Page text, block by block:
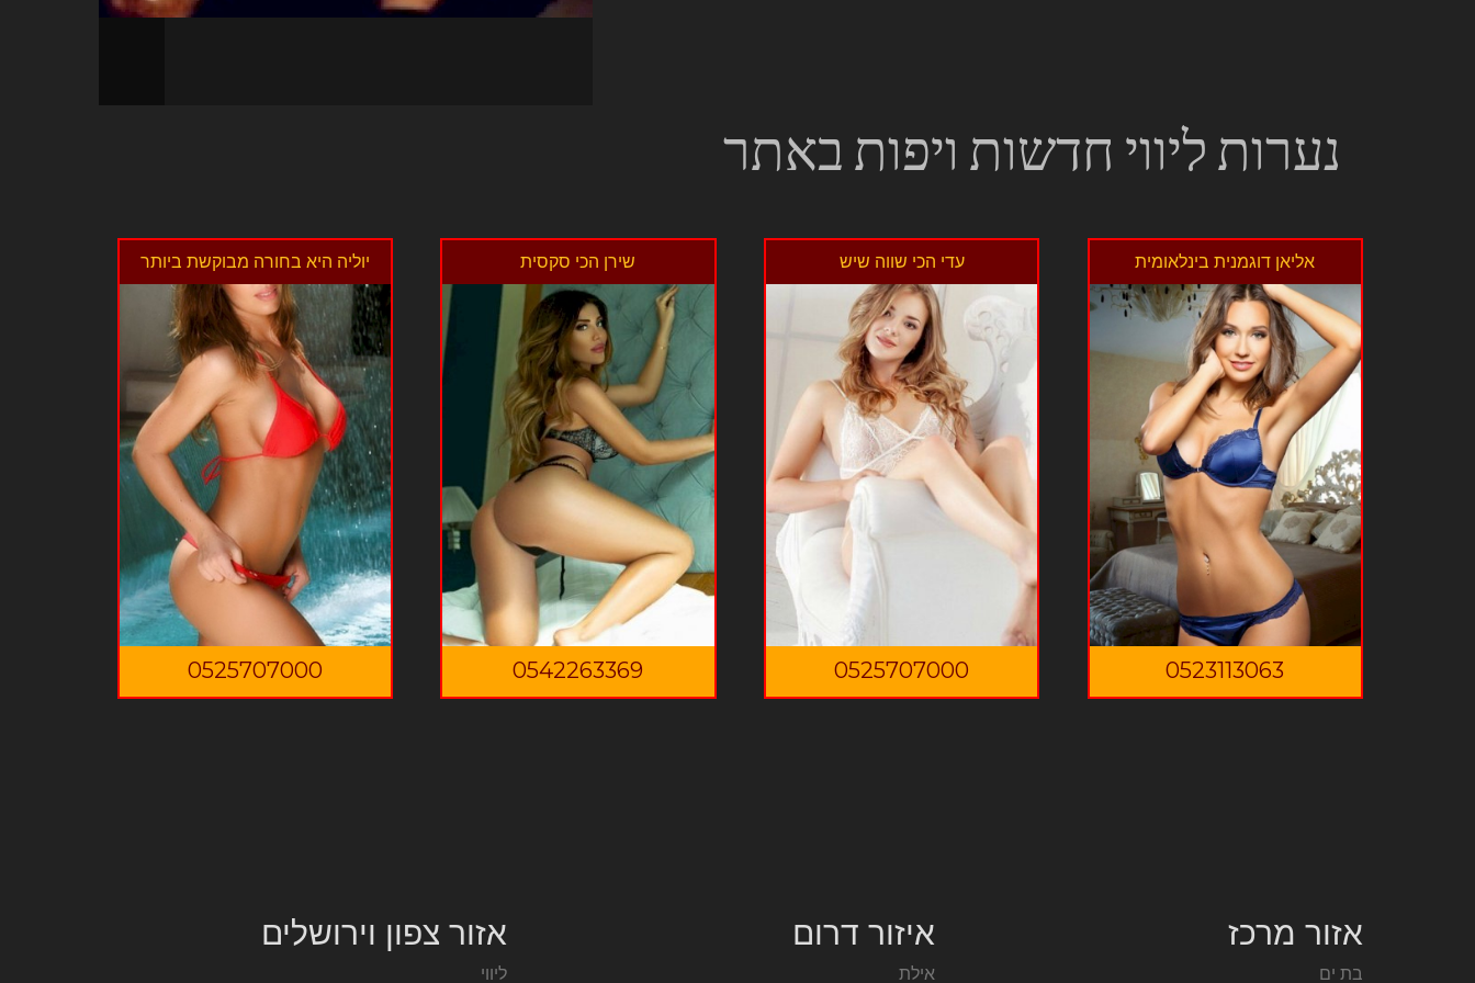
נערות ליווי חדשות ויפות באתר
אליאן דוגמנית בינלאומית
0523113063
עדי הכי שווה שיש
0525707000
שירן הכי סקסית
0542263369
יוליה היא בחורה מבוקשת ביותר
0525707000
אזור מרכז
בת ים
איזור דרום
אילת
אזור צפון וירושלים
ליווי